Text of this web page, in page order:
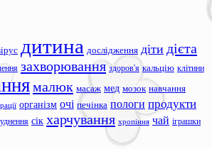
дитина дослідження діти дієта
захворювання здоров'я кальцію клітини
малюк масаж мед мозок навчання
організм очі печінка пологи продукти
сік харчування хропіння чай іграшки